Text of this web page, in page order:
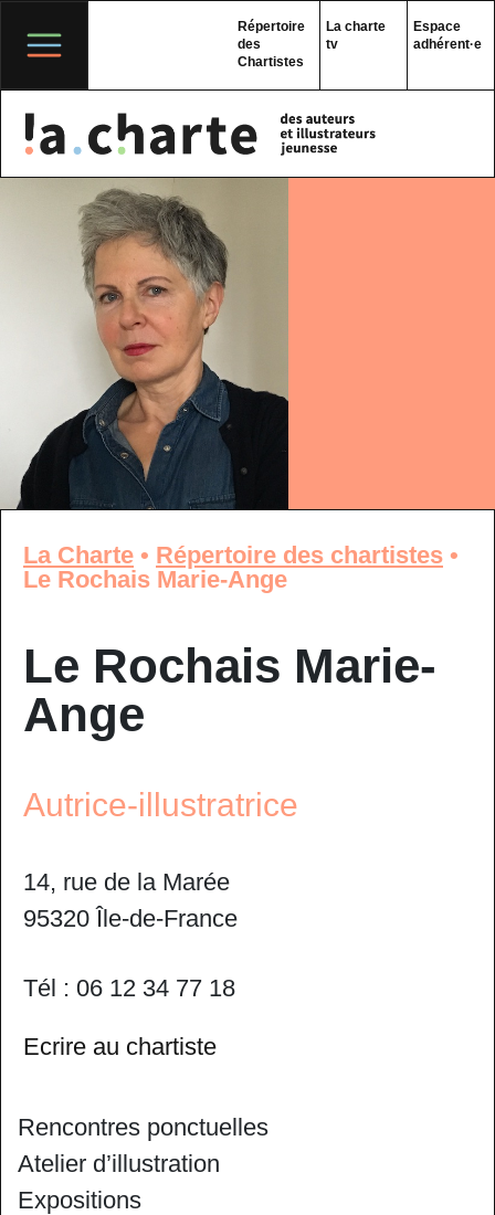
content
Répertoire
des
Chartistes
La charte
tv
Espace
adhérent·e
La Charte • Répertoire des chartistes •
Le Rochais Marie-Ange
Le Rochais Marie-
Ange
Autrice-illustratrice
14, rue de la Marée
95320 Île-de-France
Tél : 06 12 34 77 18
Ecrire au chartiste
Rencontres ponctuelles
Atelier d’illustration
Expositions